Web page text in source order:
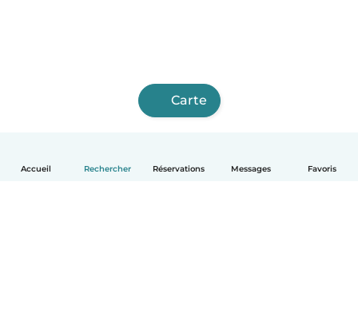
Accueil Rechercher Réservations Messages Favoris
Carte